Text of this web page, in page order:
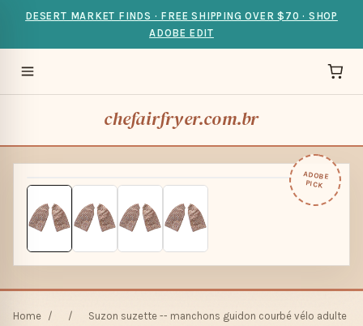
DESERT MARKET FINDS · FREE SHIPPING OVER $70 · SHOP
ADOBE EDIT
chefairfryer.com.br
ADOBE
PICK
Home / /
Suzon suzette -- manchons guidon courbé vélo adulte